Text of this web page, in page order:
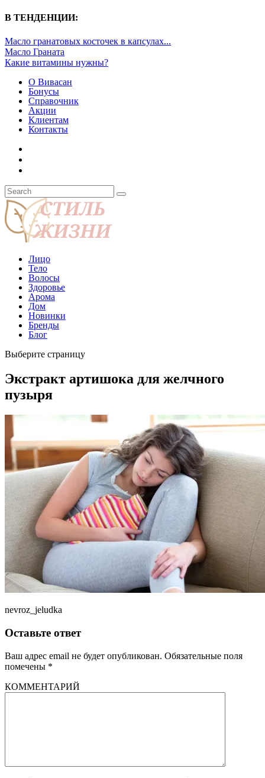
В ТЕНДЕНЦИИ:
Масло гранатовых косточек в капсулах...
Масло Граната
Какие витамины нужны?
О Вивасан
Бонусы
Справочник
Акции
Клиентам
Контакты
Лицо
Тело
Волосы
Здоровье
Арома
Дом
Новинки
Бренды
Блог
Выберите страницу
Экстракт артишока для желчного
пузыря
nevroz_jeludka
Оставьте ответ
Ваш адрес email не будет опубликован. Обязательные поля
помечены *
КОММЕНТАРИЙ